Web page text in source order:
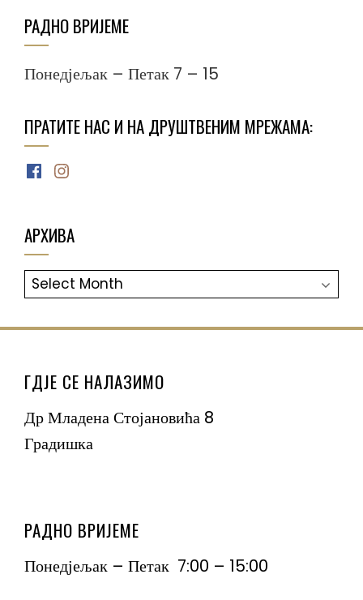
РАДНО ВРИЈЕМЕ
Понедјељак – Петак 7 – 15
ПРАТИТЕ НАС И НА ДРУШТВЕНИМ МРЕЖАМА:
Facebook
Instagram
АРХИВА
АРХИВА
ГДЈЕ СЕ НАЛАЗИМО
Др Младена Стојановића 8
Градишка
РАДНО ВРИЈЕМЕ
Понедјељак – Петак 7:00 – 15:00